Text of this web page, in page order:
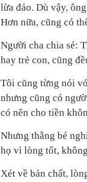
lừa đảo. Dù vậy,
Hơn nữa, cũng có
Người cha chia sẻ:
hay trẻ con, cũng
Tôi cũng từng nói
nhưng cũng có
có nên cho tiền
Nhưng thằng bé
họ vì lòng tốt,
Xét về bản chất,